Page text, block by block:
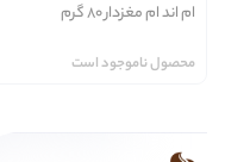
ام اند ام مغزدار 80 گرم
محصول ناموجود است